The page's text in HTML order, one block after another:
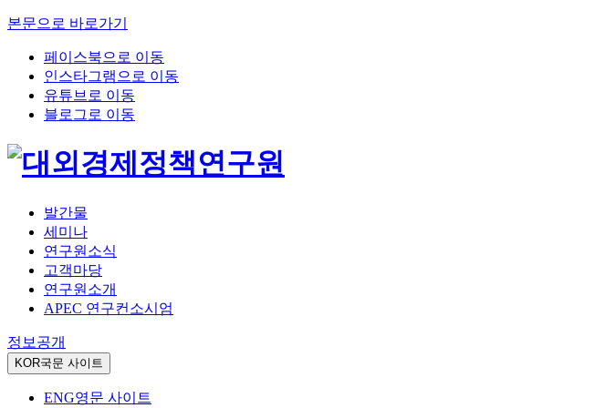
본문으로 바로가기
페이스북으로 이동
인스타그램으로 이동
유튜브로 이동
블로그로 이동
발간물
세미나
연구원소식
고객마당
연구원소개
APEC 연구컨소시엄
정보공개
KOR국문 사이트
ENG영문 사이트